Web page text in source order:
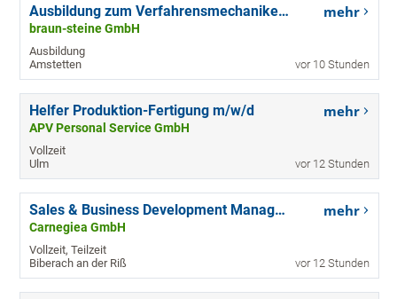
Ausbildung zum Verfahrensmechaniker (m/w/d)
braun-steine GmbH
Ausbildung
Amstetten
mehr
vor 10 Stunden
Helfer Produktion-Fertigung m/w/d
APV Personal Service GmbH
Vollzeit
Ulm
mehr
vor 12 Stunden
Sales & Business Development Manager (m/w/d)
Carnegiea GmbH
Vollzeit, Teilzeit
Biberach an der Riß
mehr
vor 12 Stunden